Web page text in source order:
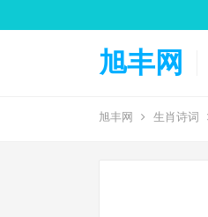
旭丰网
旭丰网 生肖诗词